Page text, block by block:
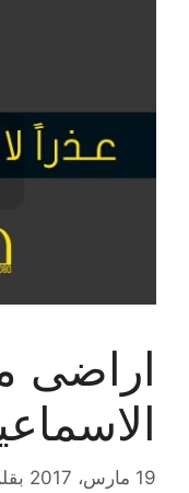
اراضى
19 مارس، 2017